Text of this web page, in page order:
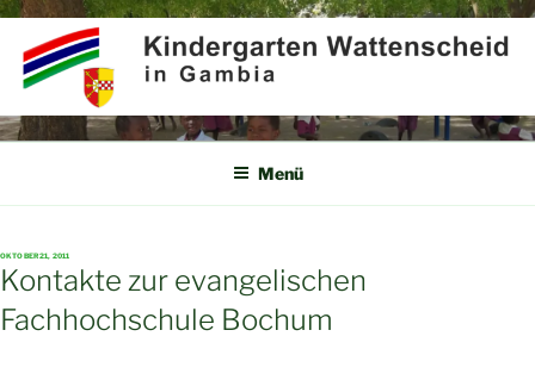
Zum
Inhalt
springen
KINDERGARTEN
WATTENSCHEID IN GAMBIA
Partner für Afrika e.V.
Menü
VERÖFFENTLICHT
OKTOBER 21, 2011
Kontakte zur evangelischen
Fachhochschule Bochum